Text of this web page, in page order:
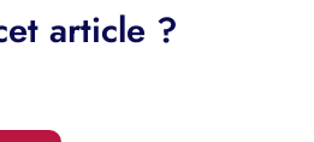
article ?